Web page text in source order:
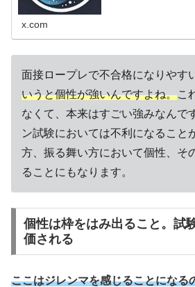
x.com
面接ロープレで不合格になりやす
いうと個性が強いんですよね。こ
なくて、本来はすごい強みなんで
ン試験においては不利になること
方、振る舞い方において個性、そ
ることにもなります。
個性は枠をはみ出ること。試
価される
ここはジレンマを感じることになる